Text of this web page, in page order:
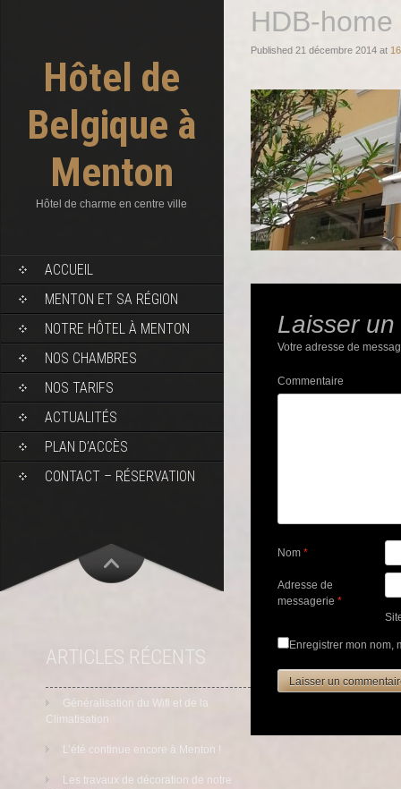
Hôtel de
Belgique à
Menton
Hôtel de charme en centre ville
SKIP TO CONTENT
ACCUEIL
MENTON ET SA RÉGION
NOTRE HÔTEL À MENTON
NOS CHAMBRES
NOS TARIFS
ACTUALITÉS
PLAN D’ACCÈS
CONTACT – RÉSERVATION
HDB-home
Published 21 décembre 2014 at
Laisser
Votre adresse de
Commentaire
Nom *
Adresse de
messagerie *
Enregistrer mon nom,
ARTICLES RÉCENTS
Généralisation du Wifi et de la
Climatisation
L’été continue encore à Menton !
Les travaux de décoration de notre